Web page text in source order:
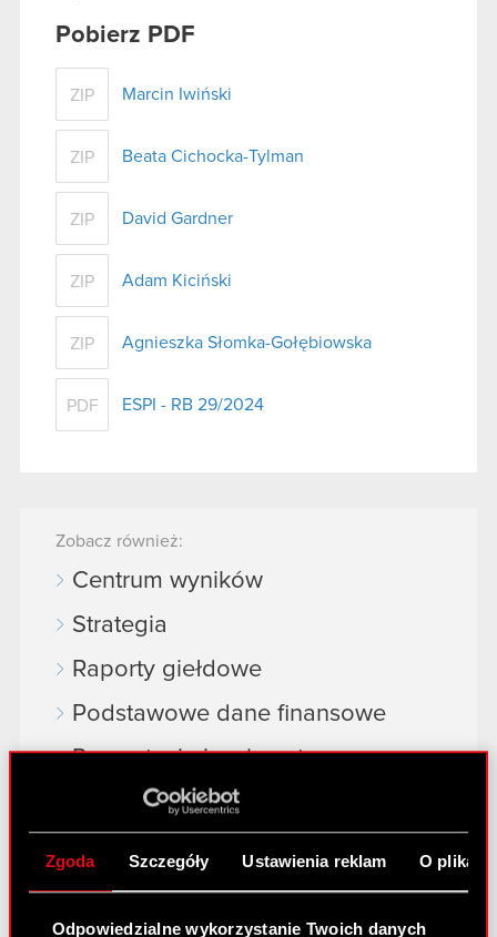
Zgoda Szczegóły Ustawienia reklam O
Odpowiedzialne wykorzystanie Twoich danych
Pobierz PDF
ZIP Marcin Iwiński
ZIP Beata Cichocka-Tylman
ZIP David Gardner
ZIP Adam Kiciński
ZIP Agnieszka Słomka-Gołębiowska
PDF ESPI - RB 29/2024
Zobacz również:
Centrum wyników
Strategia
Raporty giełdowe
Podstawowe dane finansowe
Prezentacje i webcasty
Akcje na giełdzie
Akcjonariat